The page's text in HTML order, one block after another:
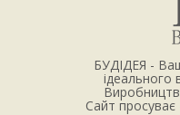
БУДІДЕЯ -
ідеального
Сайт просуває